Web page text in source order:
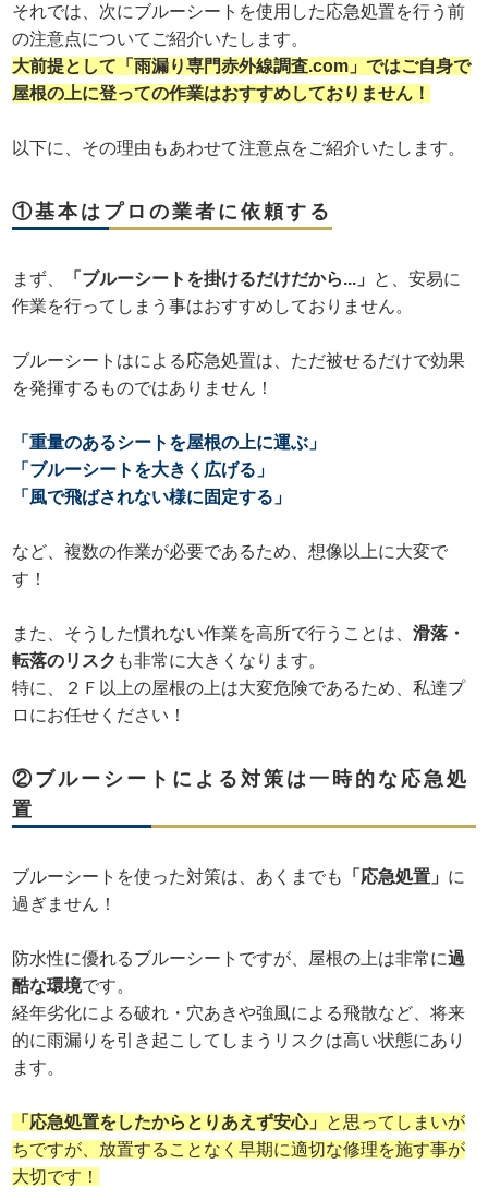
それでは、次にブルーシートを使用した応急処置を行う前
の注意点についてご紹介いたします。
大前提として「雨漏り専門赤外線調査.com」ではご自身で
屋根の上に登っての作業はおすすめしておりません！
以下に、その理由もあわせて注意点をご紹介いたします。
①基本はプロの業者に依頼する
まず、 「ブルーシートを掛けるだけだから...」 と、安易に
作業を行ってしまう事はおすすめしておりません。
ブルーシートはによる応急処置は、ただ被せるだけで効果
を発揮するものではありません！
「重量のあるシートを屋根の上に運ぶ」
「ブルーシートを大きく広げる」
「風で飛ばされない様に固定する」
など、複数の作業が必要であるため、想像以上に大変で
す！
また、そうした慣れない作業を高所で行うことは、滑落・
転落のリスク も非常に大きくなります。
特に、２Ｆ以上の屋根の上は大変危険であるため、私達プ
ロにお任せください！
②ブルーシートによる対策は一時的な応急処
置
ブルーシートを使った対策は、あくまでも 「応急処置」 に
過ぎません！
防水性に優れるブルーシートですが、屋根の上は非常に過
酷な環境です。
経年劣化による破れ・穴あきや強風による飛散など、将来
的に雨漏りを引き起こしてしまうリスクは高い状態にあり
ます。
「応急処置をしたからとりあえず安心」 と思ってしまいが
ちですが、放置することなく早期に適切な修理を施す事が
大切です！